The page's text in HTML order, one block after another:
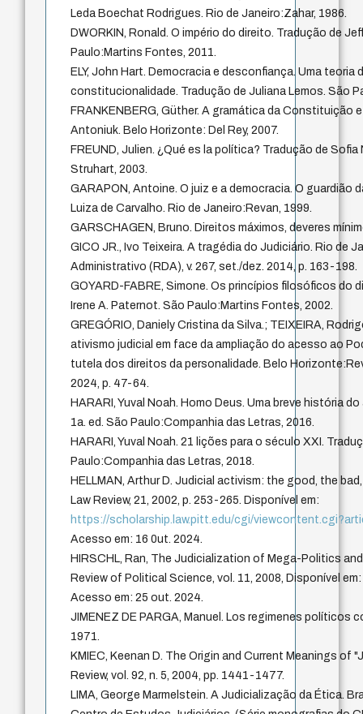
Leda Boechat Rodrigues. Rio de Janeiro:Zahar, 1986.
DWORKIN, Ronald. O império do direito. Tradução de
Paulo:Martins Fontes, 2011.
ELY, John Hart. Democracia e desconfiança. Uma teoria
constitucionalidade. Tradução de Juliana Lemos. São
FRANKENBERG, Güther. A gramática da Constituição
Antoniuk. Belo Horizonte: Del Rey, 2007.
FREUND, Julien. ¿Qué es la política? Tradução de
Struhart, 2003.
GARAPON, Antoine. O juiz e a democracia. O guardião
Luiza de Carvalho. Rio de Janeiro:Revan, 1999.
GARSCHAGEN, Bruno. Direitos máximos, deveres
GICO JR., Ivo Teixeira. A tragédia do Judiciário. Rio de
Administrativo (RDA), v. 267, set./dez. 2014, p. 163-198.
GOYARD-FABRE, Simone. Os princípios filosóficos do
Irene A. Paternot. São Paulo:Martins Fontes, 2002.
GREGÓRIO, Daniely Cristina da Silva.; TEIXEIRA,
ativismo judicial em face da ampliação do acesso ao
tutela dos direitos da personalidade. Belo
2024, p. 47-64.
HARARI, Yuval Noah. Homo Deus. Uma breve história
1a. ed. São Paulo:Companhia das Letras, 2016.
HARARI, Yuval Noah. 21 lições para o século XXI.
Paulo:Companhia das Letras, 2018.
HELLMAN, Arthur D. Judicial activism: the good, the
Law Review, 21, 2002, p. 253-265. Disponível em:
https://scholarship.law.pitt.edu/cgi/
Acesso em: 16 0ut. 2024.
HIRSCHL, Ran, The Judicialization of Mega-Politics
Review of Political Science, vol. 11, 2008, Disponível
Acesso em: 25 out. 2024.
JIMENEZ DE PARGA, Manuel. Los regimenes políticos
1971.
KMIEC, Keenan D. The Origin and Current Meanings of
Review, vol. 92, n. 5, 2004, pp. 1441-1477.
LIMA, George Marmelstein. A Judicialização da Ética.